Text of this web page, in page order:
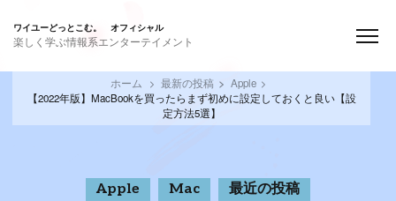
ワイユーどっとこむ。 オフィシャル
楽しく学ぶ情報系エンターテイメント
ホーム 最新の投稿
Apple
【2022年版】MacBookを買ったらまず初めに設定しておくと良い【設
定方法5選】
Apple Mac 最近の投稿